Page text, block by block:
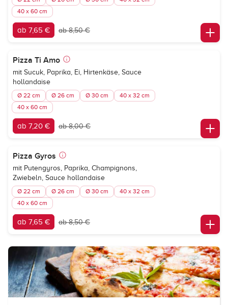
40 x 60 cm
ab 7,65 € ab 8,50 €
Pizza Ti Amo
mit Sucuk, Paprika, Ei, Hirtenkäse, Sauce
hollandaise
Ø 22 cm Ø 26 cm Ø 30 cm
40 x 32 cm
40 x 60 cm
ab 7,20 € ab 8,00 €
Pizza Gyros
mit Putengyros, Paprika, Champignons,
Zwiebeln, Sauce hollandaise
Ø 22 cm Ø 26 cm Ø 30 cm
40 x 32 cm
40 x 60 cm
ab 7,65 € ab 8,50 €